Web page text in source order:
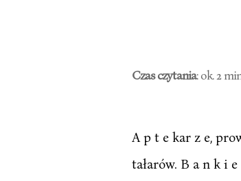
Czas czytania: ok. 2
A p t e kar z e,
tałarów. B a n k i